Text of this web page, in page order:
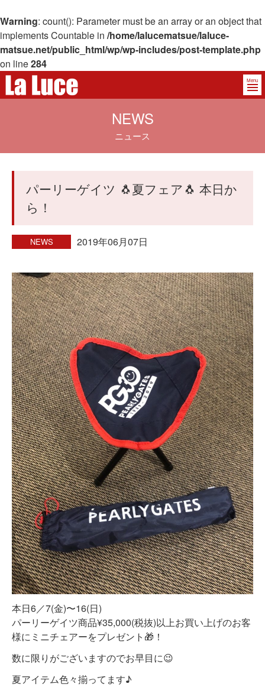
Warning: count(): Parameter must be an array or an object that
implements Countable in /home/lalucematsue/laluce-
matsue.net/public_html/wp/wp-includes/post-template.php
on line284
Menu
NEWS
ニュース
パーリーゲイツ 🐧夏フェア🐧 本日か
ら！
NEWS 2019年06月07日
本日6／7(金)〜16(日)
パーリーゲイツ商品¥35,000(税抜)以上お買い上げのお客
様にミニチェアーをプレゼント🎁！
数に限りがございますのでお早目に😉
夏アイテム色々揃ってます♪